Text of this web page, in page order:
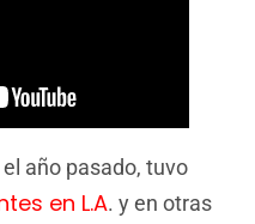
año pasado, tuvo
en L.A. y en otras